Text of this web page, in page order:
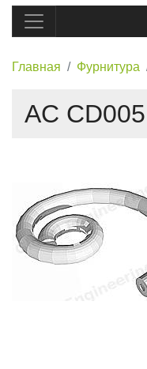
Главная Фурнитура
AC CD005